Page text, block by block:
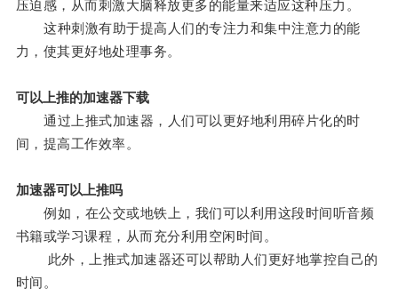
压迫感，从而刺激大脑释放更多的能量来适应这种压力。
这种刺激有助于提高人们的专注力和集中注意力的能
力，使其更好地处理事务。
可以上推的加速器下载
通过上推式加速器，人们可以更好地利用碎片化的时
间，提高工作效率。
加速器可以上推吗
例如，在公交或地铁上，我们可以利用这段时间听音频
书籍或学习课程，从而充分利用空闲时间。
此外，上推式加速器还可以帮助人们更好地掌控自己的
时间。